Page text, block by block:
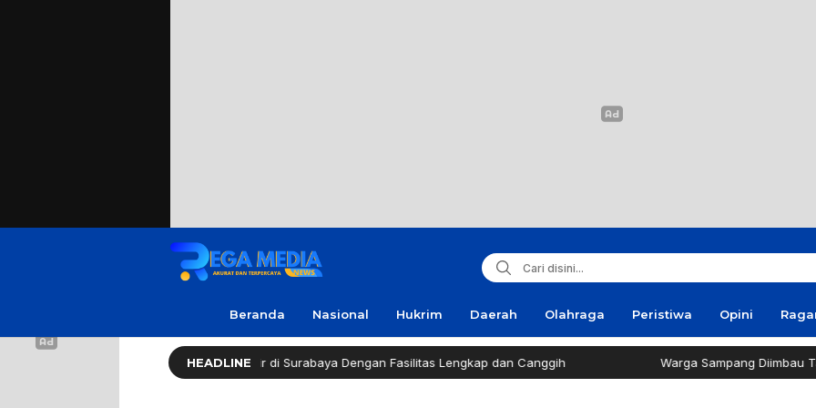
Beranda Nasional Hukrim Daerah Olahraga Peristiwa Opini
HEADLINE
Long Life (HLL) Kini Hadir di Surabaya Dengan Fasilitas Lengkap dan Canggih Warga Sampang Diimbau Tak Bakar